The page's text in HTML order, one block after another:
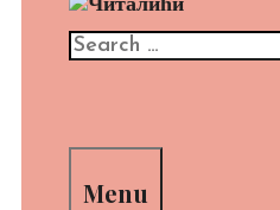
Search
for:
Menu